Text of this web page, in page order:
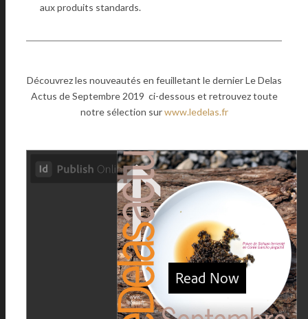
aux produits standards.
Découvrez les nouveautés en feuilletant le dernier Le Delas
Actus de Septembre 2019 ci-dessous et retrouvez toute
notre sélection surwww.ledelas.fr